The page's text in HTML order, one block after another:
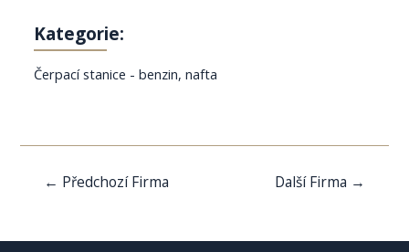
Kategorie:
Čerpací stanice - benzin, nafta
Navigace
← Předchozí Firma Další Firma →